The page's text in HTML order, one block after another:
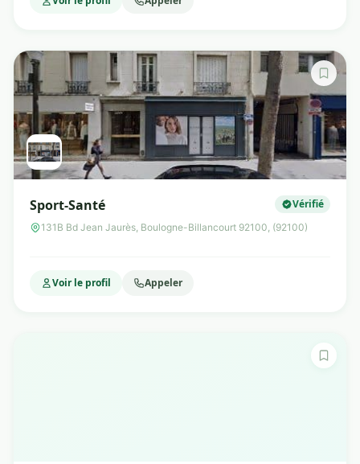
Sport-Santé Vérifié
131B Bd Jean Jaurès, Boulogne-Billancourt 92100, (92100)
Voir le profil Appeler